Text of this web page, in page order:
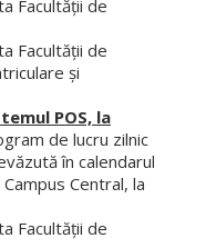
Facultăţii de
Facultăţii de
și
POS, la
de lucru zilnic
în calendarul
Central, la
Facultăţii de